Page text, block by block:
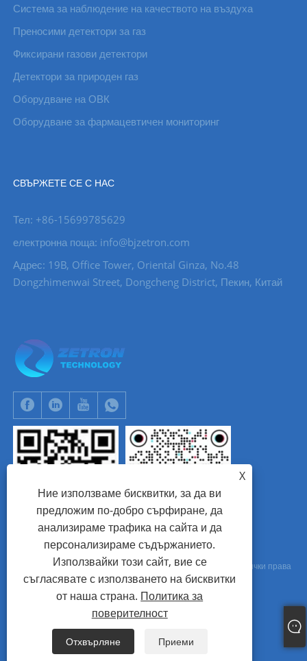
Система за наблюдение на качеството на въздуха
Преносими детектори за газ
Фиксирани газови детектори
Детектори за природен газ
Оборудване на ОВК
Оборудване за фармацевтичен мониторинг
СВЪРЖЕТЕ СЕ С НАС
Тел: +86-15699785629
електронна поща: info@bjzetron.com
Адрес: 19B, Office Tower, Oriental Ginza, No.48
Dongzhimenwai Street, Dongcheng District, Пекин, Китай
WhatsApp Tik Tok
Авторско право © 2024 Beijing Zetron Technology Co., Ltd. Всички права
Sitemap RSS
XML
Политика за поверителност
X
Ние използваме бисквитки, за да ви
предложим по-добро сърфиране, да
анализираме трафика на сайта и да
персонализираме съдържанието.
Използвайки този сайт, вие се
съгласявате с използването на бисквитки
от наша страна. Политика за
поверителност
Отхвърляне Приеми